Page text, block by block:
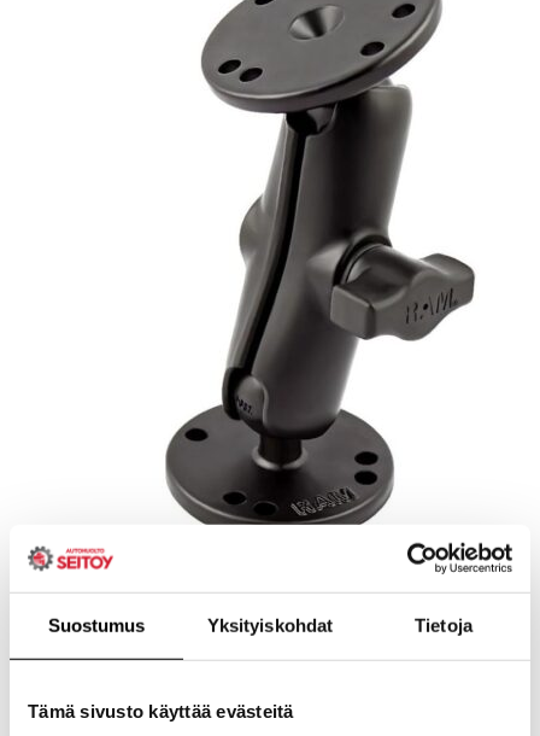
Suostumus Yksityiskohdat Tietoja
Tämä sivusto käyttää evästeitä